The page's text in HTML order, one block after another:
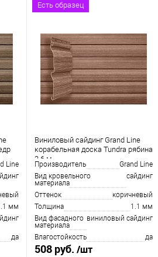
Line
мм
да
Есть образец
Виниловый сайдинг Grand Line
корабельная доска Tundra рябина
3.6 м
Производитель
Grand Line
Вид кровельного
материала
сайдинг
Оттенок
коричневый
Толщина
1.1 мм
Вид фасадного
материала
виниловый сайдинг
Влагостойкость да
508 руб. /шт